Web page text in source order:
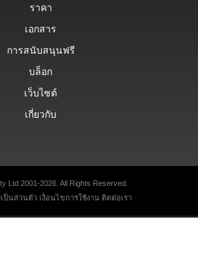
ราคา
เอกสาร
การสนับสนุนฟรี
บล็อก
เว็บไซต์
เกี่ยวกับ
Ltd 2001-2026. All Rights Reserved.
ป็นส่วนตัว เงื่อนไขการใช้งาน ติดต่อเรา